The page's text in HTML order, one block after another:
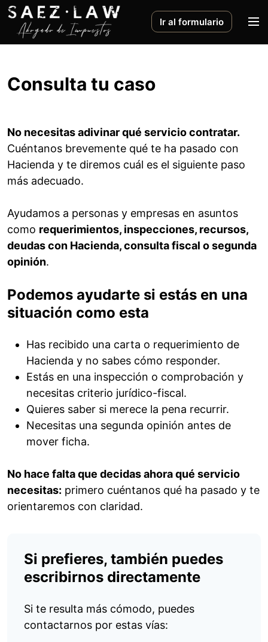
Ir al formulario
M
Consulta tu caso
No necesitas adivinar qué servicio contratar.
Cuéntanos brevemente qué te ha pasado con
Hacienda y te diremos cuál es el siguiente paso
más adecuado.
Ayudamos a personas y empresas en asuntos
como requerimientos, inspecciones, recursos,
deudas con Hacienda, consulta fiscal o segunda
opinión.
Podemos ayudarte si estás en una
situación como esta
Has recibido una carta o requerimiento de
Hacienda y no sabes cómo responder.
Estás en una inspección o comprobación y
necesitas criterio jurídico-fiscal.
Quieres saber si merece la pena recurrir.
Necesitas una segunda opinión antes de
mover ficha.
No hace falta que decidas ahora qué servicio
necesitas: primero cuéntanos qué ha pasado y te
orientaremos con claridad.
Si prefieres, también puedes
escribirnos directamente
Si te resulta más cómodo, puedes
contactarnos por estas vías: